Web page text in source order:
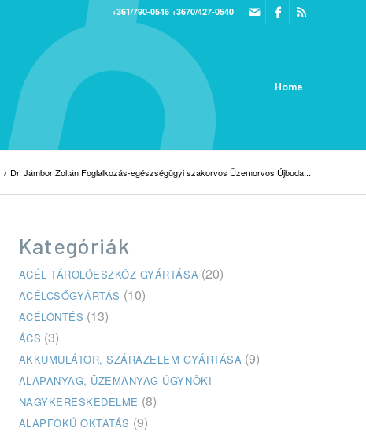
+361/790-0546 +3670/427-0540
Home
/ Dr. Jámbor Zoltán Foglalkozás-egészségügyi szakorvos Üzemorvos Újbuda...
Kategóriák
ACÉL TÁROLÓESZKÖZ GYÁRTÁSA (20)
ACÉLCSŐGYÁRTÁS (10)
ACÉLÖNTÉS (13)
ÁCS (3)
AKKUMULÁTOR, SZÁRAZELEM GYÁRTÁSA (9)
ALAPANYAG, ÜZEMANYAG ÜGYNÖKI
NAGYKERESKEDELME (8)
ALAPFOKÚ OKTATÁS (9)